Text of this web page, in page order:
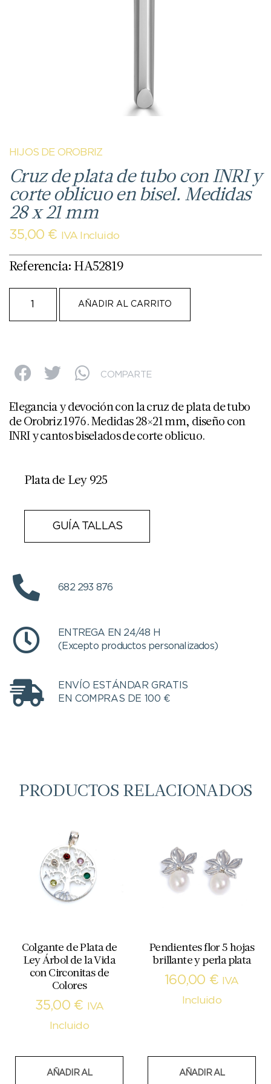
HIJOS DE OROBRIZ
Cruz de plata de tubo con INRI y
corte oblicuo en bisel. Medidas
28 x 21 mm
35,00 € IVA Incluido
Referencia: HA52819
AÑADIR AL CARRITO
COMPARTE
Elegancia y devoción con la cruz de plata de tubo
de Orobriz 1976. Medidas 28×21 mm, diseño con
INRI y cantos biselados de corte oblicuo.
Plata de Ley 925
GUÍA TALLAS
682 293 876
ENTREGA EN 24/48 H
(Excepto productos personalizados)
ENVÍO ESTÁNDAR GRATIS
EN COMPRAS DE 100 €
PRODUCTOS RELACIONADOS
Colgante de Plata de
Ley Árbol de la Vida
con Circonitas de
Colores
35,00 €
IVA
Incluido
AÑADIR AL
Pendientes flor 5 hojas
brillante y perla plata
160,00 €
IVA
Incluido
AÑADIR AL